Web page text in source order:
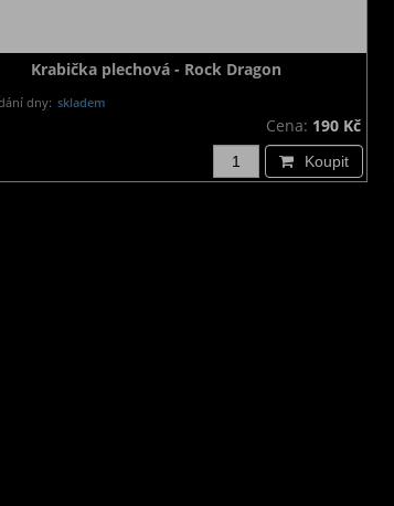
Krabička plechová - Rock Dragon
dny: skladem
Cena: 190 Kč
Koupit